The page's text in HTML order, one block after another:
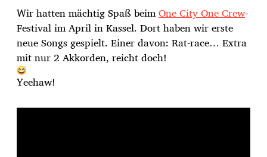
t
r
a
g
s
d
a
u
Wir hatten mächtig Spaß beimOne City One Crew-
Festival im April in Kassel. Dort haben wir erste
neue Songs gespielt. Einer davon: Rat-race… Extra
mit nur 2 Akkorden, reicht doch!
Yeehaw!